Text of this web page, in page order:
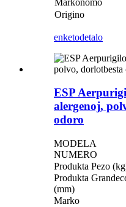
Origino
enketodetalo
ESP
alergenoj,
odoro
MODELA
NUMERO
Produkta Pezo
Produkta
(mm)
Marko